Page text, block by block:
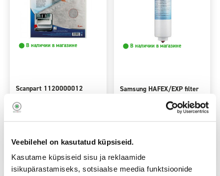
Veebilehel on kasutatud küpsiseid.
Kasutame küpsiseid sisu ja reklaamide
isikupärastamiseks, sotsiaalse meedia funktsioonide
⬤ В наличии в магазине
Scanpart 1120000012
külmiku sulatusmatid
8,90 € 9,90€
В корзину
⬤ В наличии в магазине
Samsung HAFEX/EXP filter
79€